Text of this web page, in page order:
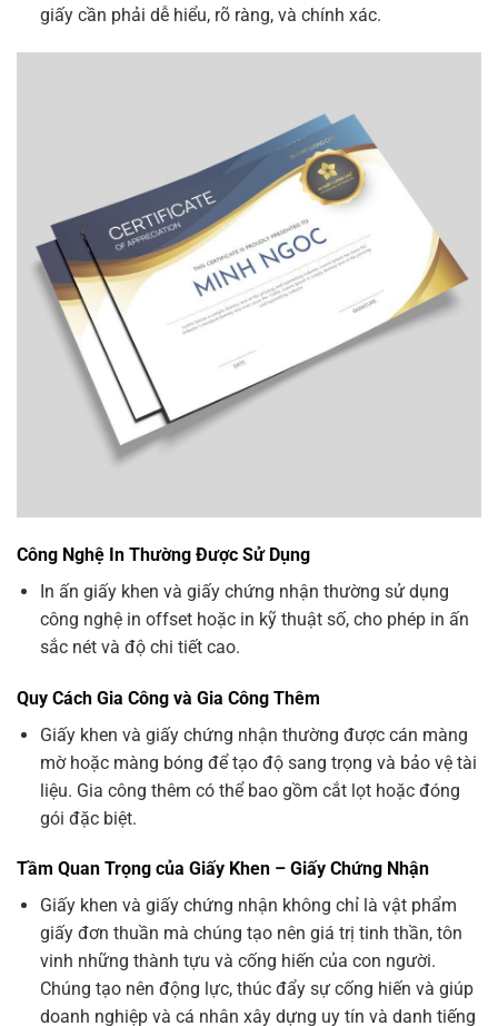
giấy cần phải dễ hiểu, rõ ràng, và chính xác.
Công Nghệ In Thường Được Sử Dụng
In ấn giấy khen và giấy chứng nhận thường sử dụng
công nghệ in offset hoặc in kỹ thuật số, cho phép in ấn
sắc nét và độ chi tiết cao.
Quy Cách Gia Công và Gia Công Thêm
Giấy khen và giấy chứng nhận thường được cán màng
mờ hoặc màng bóng để tạo độ sang trọng và bảo vệ tài
liệu. Gia công thêm có thể bao gồm cắt lọt hoặc đóng
gói đặc biệt.
Tầm Quan Trọng của Giấy Khen – Giấy Chứng Nhận
Giấy khen và giấy chứng nhận không chỉ là vật phẩm
giấy đơn thuần mà chúng tạo nên giá trị tinh thần, tôn
vinh những thành tựu và cống hiến của con người.
Chúng tạo nên động lực, thúc đẩy sự cống hiến và giúp
doanh nghiệp và cá nhân xây dựng uy tín và danh tiếng